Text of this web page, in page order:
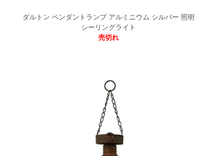
ダルトン ペンダントランプ アルミニウム シルバー 照明
シーリングライト
売切れ